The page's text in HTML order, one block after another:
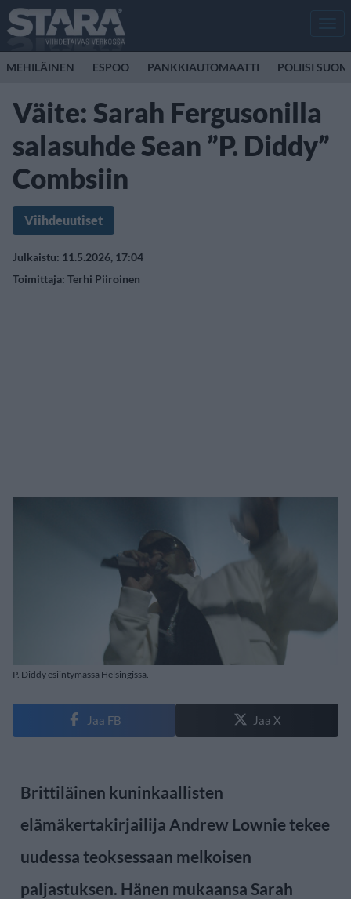
MEHILÄINEN ESPOO PANKKIAUTOMAATTI POLIISI
Väite: Sarah Fergusonilla
salasuhde Sean ”P. Diddy”
Combsiin
Viihdeuutiset
Julkaistu: 11.5.2026, 17:04
Toimittaja: Terhi Piiroinen
P. Diddy esiintymässä Helsingissä.
Jaa FB Jaa X
Brittiläinen kuninkaallisten
elämäkertakirjailija Andrew Lownie tekee
uudessa teoksessaan melkoisen
paljastuksen. Hänen mukaansa Sarah